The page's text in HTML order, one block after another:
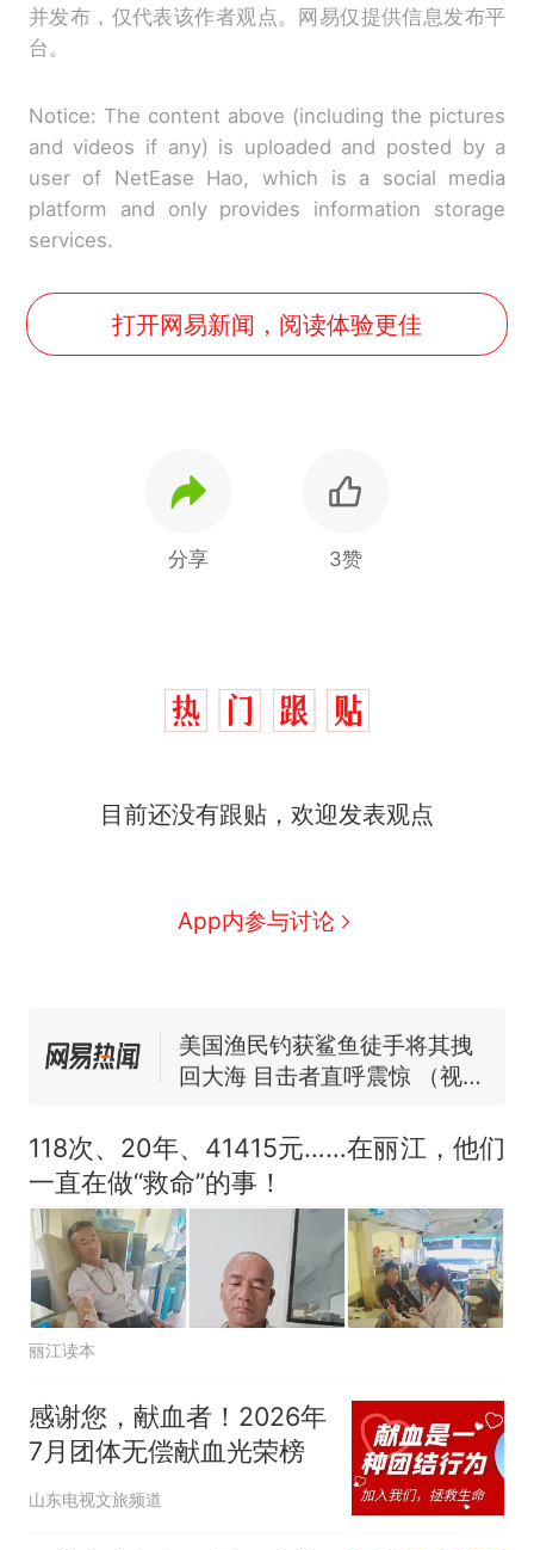
并发布，仅代表该作者观点。网易仅提供信息发布平
台。
Notice: The content above (including the pictures
and videos if any) is uploaded and posted by a
user of NetEase Hao, which is a social media
platform and only provides information storage
services.
打开网易新闻，阅读体验更佳
分享 3赞
目前还没有跟贴，欢迎发表观点
App内参与讨论
么？
人生
费大厨“全国小炒肉大王”称
号，仅凭视频评出？中国烹饪
140多朵
美国渔民钓获鲨鱼徒手将其拽
回大海 目击者直呼震惊 （视频
官方通报
热 制裁瓜子饺子，美国怕什
么？
118次、20年、41415元……在丽江，他们
一直在做“救命”的事！
丽江读本
感谢您，献血者！2026年
7月团体无偿献血光荣榜
山东电视文旅频道